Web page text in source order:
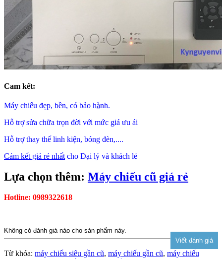
Cam kết:
Máy chiếu đẹp, bền, có bảo hành.
Hỗ trợ sửa chữa trọn đời với mức giá ưu ái
Hỗ trợ thay thế linh kiện, bóng đèn,....
Cám kết giá rẻ nhất cho Đại lý và khách lẻ
Lựa chọn thêm: Máy chiếu cũ giá rẻ
Hotline: 0989322618
Không có đánh giá nào cho sản phẩm này.
Từ khóa: máy chiếu siêu gần cũ, máy chiếu gần cũ, máy chiếu